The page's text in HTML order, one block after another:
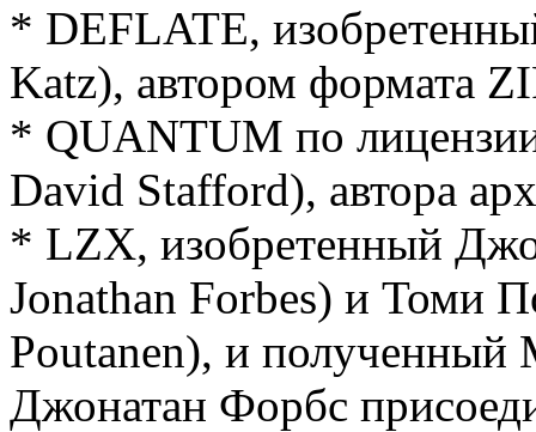
* DEFLATE,
Katz), автором формата
* QUANTUM по
David Stafford), автора
* LZX, изобретенный
Jonathan Forbes) и Томи
Poutanen), и полученный
Джонатан Форбс